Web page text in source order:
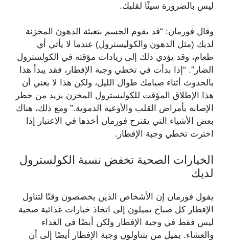
ليس بالضرورة سيئًا لقلبك.
وقال فورمان: “قد يقوم الجسم بتعبئة الدهون المخزنة
لديك (مثل الدهون والكوليسترول) عندما لا يأتي أي
طعام، وقد يؤدي ذلك إلى زيادات مؤقتة في الكولسترول
الضار”. “إذا بدأت في تخطي وجبة الإفطار، فقد يبدأ هذا
بالحدوث أثناء صيامك طوال الليل، ولكن هذا لا يعني أن
هذا الإطلاق المؤقت للكوليسترول المخزن يزيد من خطر
الإصابة بأمراض القلب والأوعية الدموية.” ومع ذلك، هناك
بعض الأشياء التي يقترح فورمان أخذها في الاعتبار إذا
اخترت تخطي وجبة الإفطار.
الخيارات الصحية تخفض نسبة الكولسترول
لديك
يقول فورمان إن الأشخاص الذين يخصصون وقتًا لتناول
الإفطار كل صباح يميلون إلى اتخاذ خيارات غذائية صحية
ليس فقط في وجبة الإفطار ولكن أيضًا في الغداء
والعشاء. يميل من يتناولون وجبة الإفطار أيضًا إلى أن